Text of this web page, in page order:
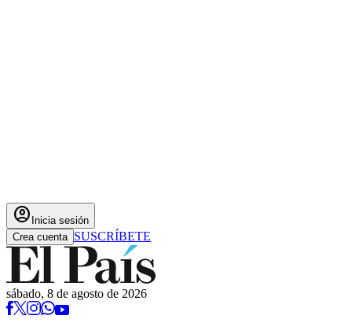
account_circle Inicia sesión
Crea cuenta SUSCRÍBETE
sábado, 8 de agosto de 2026